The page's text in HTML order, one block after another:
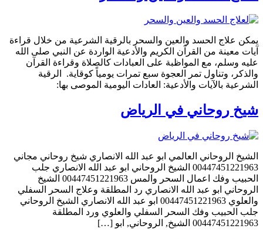
يمكن علاج الحسد والعين والسحر بالرقية الشرعية من خلال قراءة
آيات معينة من القرآن الكريم والأدعية الواردة عن النبي صلى الله
عليه وسلم، مع المواظبة على العبادات كالصلاة وقراءة القرآن
والذكر، وتناول تمر العجوة سبع تمرات يومياً كوقاية. الرقية
الشرعية بالآيات والأدعية: العادات اليومية الموصى بها:
شيخ روحاني في الرياض
الشيخ الروحاني العالمي ابو عبد الله الانصاري شيخ روحاني مجاني
00447451221963 الشيخ الروحاني ابو عبد الله الانصاري جلب
الحبيب وفك اعمال السحر والمس 00447451221963 الشيخ
الروحاني ابو عبد الله الانصاري رد المطلقة وعلاج السحر السفلي
والعلوي 00447451221963 ابو عبد الله الانصاري الشيخ الروحاني
جلب الحبيب وفك السحر السفلي والعلوي ورد المطلقة
00447451221963 الشيخ, الروحاني, ابو […]